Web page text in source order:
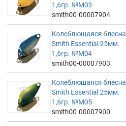
1,6гр. №M03
smith00-00007904
Колеблющаяся блесна
Smith Essential 25мм.
1,6гр. №M04
smith00-00007903
Колеблющаяся блесна
Smith Essential 25мм.
1,6гр. №M05
smith00-00007900